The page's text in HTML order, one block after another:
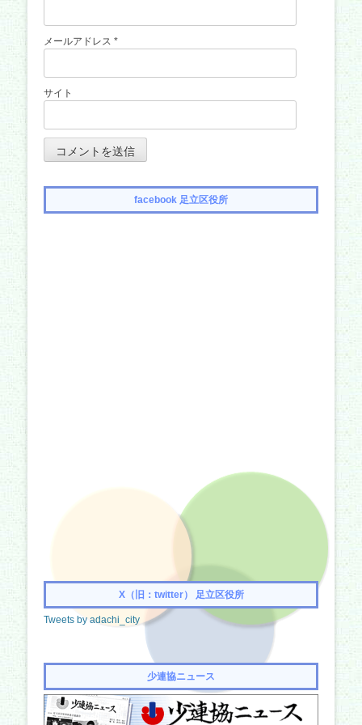
メールアドレス *
サイト
facebook 足立区役所
X（旧：twitter） 足立区役所
Tweets by adachi_city
少連協ニュース